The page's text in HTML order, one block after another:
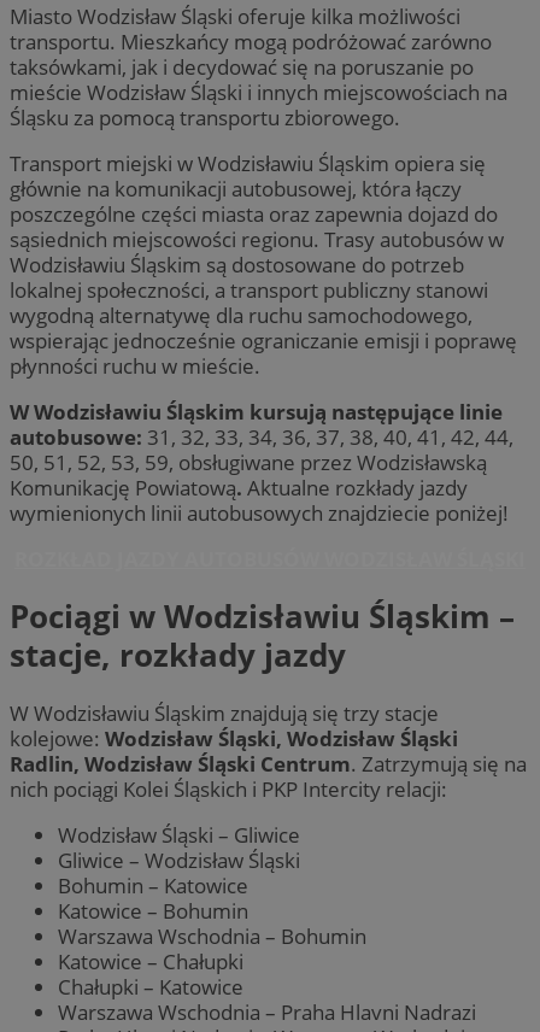
Miasto Wodzisław Śląski oferuje kilka możliwości
transportu. Mieszkańcy mogą podróżować zarówno
taksówkami, jak i decydować się na poruszanie po
mieście Wodzisław Śląski i innych miejscowościach na
Śląsku za pomocą transportu zbiorowego.
Transport miejski w Wodzisławiu Śląskim opiera się
głównie na komunikacji autobusowej, która łączy
poszczególne części miasta oraz zapewnia dojazd do
sąsiednich miejscowości regionu. Trasy autobusów w
Wodzisławiu Śląskim są dostosowane do potrzeb
lokalnej społeczności, a transport publiczny stanowi
wygodną alternatywę dla ruchu samochodowego,
wspierając jednocześnie ograniczanie emisji i poprawę
płynności ruchu w mieście.
W Wodzisławiu Śląskim kursują następujące linie
autobusowe: 31, 32, 33, 34, 36, 37, 38, 40, 41, 42, 44,
50, 51, 52, 53, 59, obsługiwane przez Wodzisławską
Komunikację Powiatową. Aktualne rozkłady jazdy
wymienionych linii autobusowych znajdziecie poniżej!
Pociągi w Wodzisławiu Śląskim –
stacje, rozkłady jazdy
W Wodzisławiu Śląskim znajdują się trzy stacje
kolejowe: Wodzisław Śląski, Wodzisław Śląski
Radlin, Wodzisław Śląski Centrum. Zatrzymują się na
nich pociągi Kolei Śląskich i PKP Intercity relacji:
Wodzisław Śląski – Gliwice
Gliwice – Wodzisław Śląski
Bohumin – Katowice
Katowice – Bohumin
Warszawa Wschodnia – Bohumin
Katowice – Chałupki
Chałupki – Katowice
Warszawa Wschodnia – Praha Hlavni Nadrazi